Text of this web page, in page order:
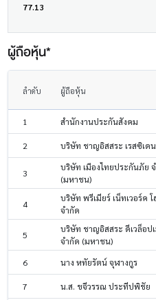
77.13
ผู้ถือหุ้น*
ลำดับ ผู้ถือหุ้น
1 สำนักงานประกันสังคม
2 บริษัท ชาญอิสสระ เรสซิเด
3
บริษัท เมืองไทยประกันภัย
(มหาชน)
4
บริษัท พรีเมียร์ เน็ทเวอร์ค โ
จำกัด
5
บริษัท ชาญอิสสระ ดีเวล็อป
จำกัด (มหาชน)
6 นาง หทัยรัตน์ จุฬางกูร
7 น.ส. ขจีวรรณ ประทีปพิชัย